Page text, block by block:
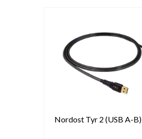
Nordost Tyr 2 (USB A-B)